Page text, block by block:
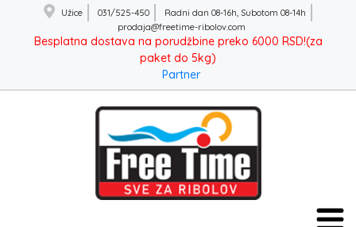
Užice 031/525-450
Radni dan 08-16h, Subotom 08-14h
prodaja@freetime-ribolov.com
Besplatna dostava na porudžbine preko 6000 RSD!(za
paket do 5kg)
Partner